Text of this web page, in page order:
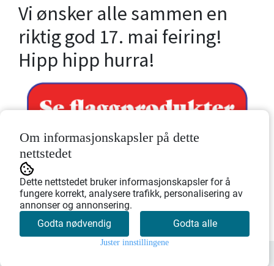
Vi ønsker alle sammen en
riktig god 17. mai feiring!
Hipp hipp hurra!
Tilbake
Om informasjonskapsler på dette
nettstedet
Dette nettstedet bruker informasjonskapsler for å
fungere korrekt, analysere trafikk, personalisering av
annonser og annonsering.
Godta nødvendig
Godta alle
Juster innstillingene